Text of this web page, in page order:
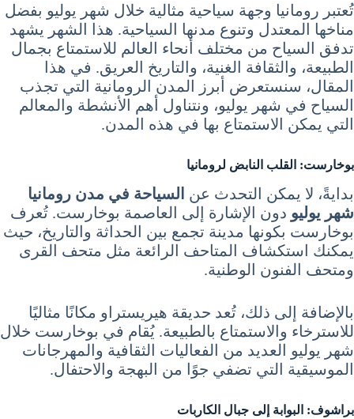
تُعتبر رومانيا وجهة سياحية مثالية خلال شهر يوليو بفضل
مناخها المعتدل وتنوع مدنها السياحية. هذا الشهر يشهد
تدفق السياح من مختلف أنحاء العالم للاستمتاع بجمال
الطبيعة، والثقافة الغنية، والتاريخ العريق. في هذا
المقال، سنستعرض أبرز المدن الرومانية التي تجذب
السياح في شهر يوليو، ونتناول أهم الأنشطة والمعالم
التي يمكن الاستمتاع بها في هذه المدن.
بوخارست: القلب النابض لرومانيا
بدايةً، لا يمكن التحدث عن السياحة في مدن رومانيا
شهر يوليو دون الإشارة إلى العاصمة بوخارست. تُعرف
بوخارست بكونها مدينة تجمع بين الحداثة والتاريخ، حيث
يمكنك استكشاف المتاحف الرائعة مثل متحف القرى
ومتحف الفنون الوطنية.
بالإضافة إلى ذلك، تُعد حديقة هيريستراو مكانًا مثاليًا
للاسترخاء والاستمتاع بالطبيعة. يُقام في بوخارست خلال
شهر يوليو العديد من الفعاليات الثقافية والمهرجانات
الموسيقية التي تضفي جوًا من البهجة والاحتفال.
براشوف: البوابة إلى جبال الكاربات